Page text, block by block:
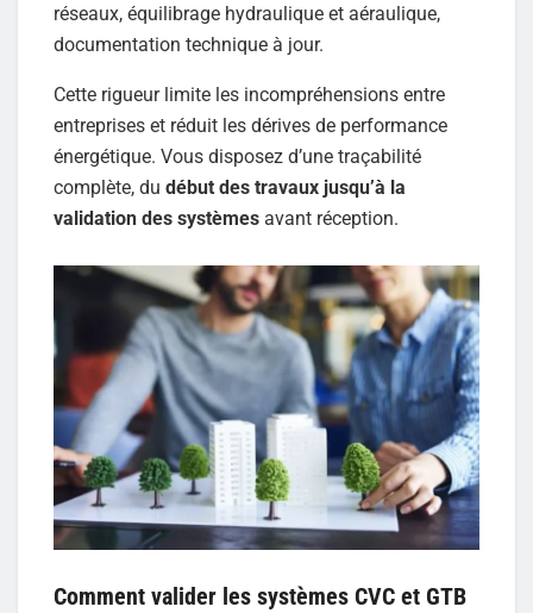
réseaux, équilibrage hydraulique et aéraulique,
documentation technique à jour.
Cette rigueur limite les incompréhensions entre
entreprises et réduit les dérives de performance
énergétique. Vous disposez d’une traçabilité
complète, du début des travaux jusqu’à la
validation des systèmes avant réception.
Comment valider les systèmes CVC et GTB